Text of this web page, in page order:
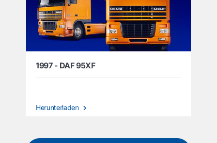
1997 - DAF 95XF
Herunterladen